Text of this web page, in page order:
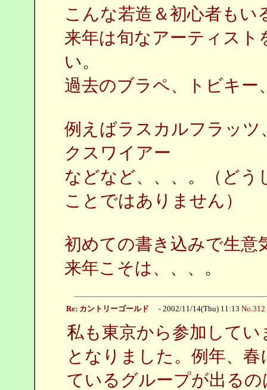
こんな若造＆初心者もい
来年は旬なアーティス
い。
過去のブラペ、トビキー
例えばラスカルフラッ
クスワイアー
などなど、、、。（ど
ことではありません）
初めての書き込みで生意
来年こそは、、、。
Re: カントリーゴールド - 2002/11/14(Thu) 11:13 No.312
私も東京から参加して
となりました。例年、
ているグループが出る